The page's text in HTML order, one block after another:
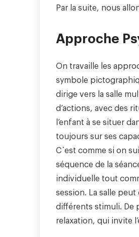
Par la suite, nous
Approche
On travaille les
symbole
dirige vers la salle
d’actions, avec des
l’enfant à se situer
toujours sur ses
C´est comme si on
séquence de la
individuelle tout
session. La salle
différents stimuli. De
relaxation, qui invite